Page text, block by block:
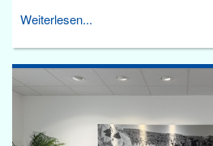
Weiterlesen...